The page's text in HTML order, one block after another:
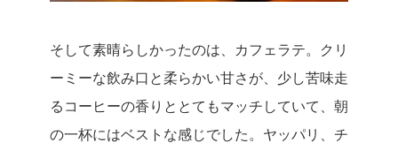
そして素晴らしかったのは、カフェラテ。クリ
ーミーな飲み口と柔らかい甘さが、少し苦味走
るコーヒーの香りととてもマッチしていて、朝
の一杯にはベストな感じでした。 ヤッパリ、チ